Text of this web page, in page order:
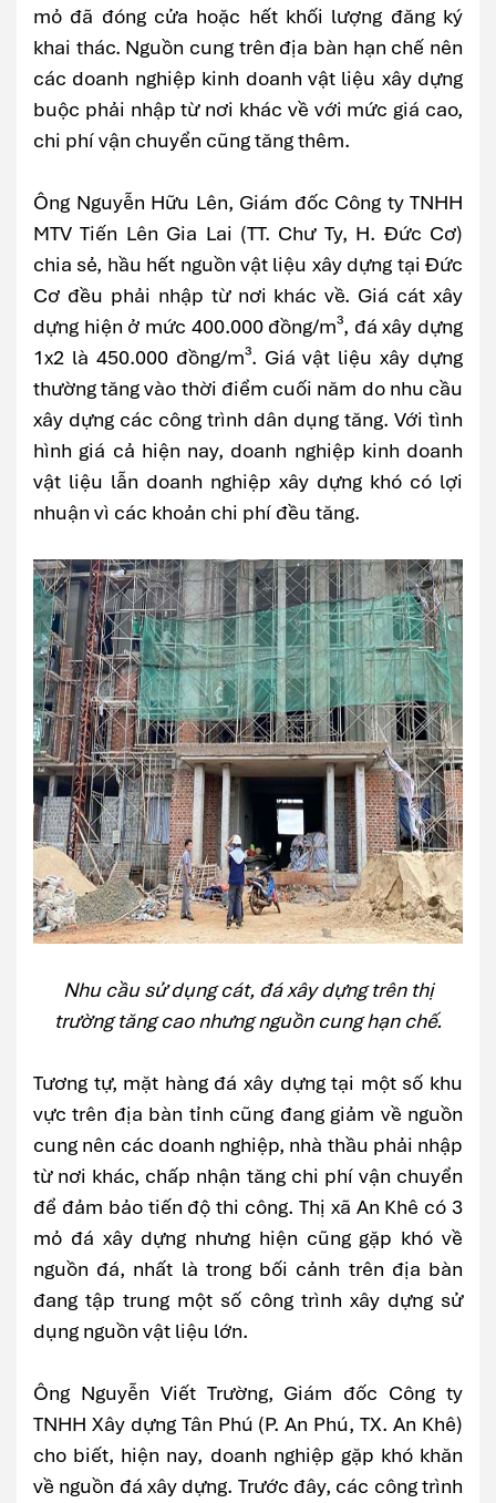
mỏ đã đóng cửa hoặc hết khối lượng đăng ký
khai thác. Nguồn cung trên địa bàn hạn chế nên
các doanh nghiệp kinh doanh vật liệu xây dựng
buộc phải nhập từ nơi khác về với mức giá cao,
chi phí vận chuyển cũng tăng thêm.
Ông Nguyễn Hữu Lên, Giám đốc Công ty TNHH
MTV Tiến Lên Gia Lai (TT. Chư Ty, H. Đức Cơ)
chia sẻ, hầu hết nguồn vật liệu xây dựng tại Đức
Cơ đều phải nhập từ nơi khác về. Giá cát xây
dựng hiện ở mức 400.000 đồng/m³, đá xây dựng
1x2 là 450.000 đồng/m³. Giá vật liệu xây dựng
thường tăng vào thời điểm cuối năm do nhu cầu
xây dựng các công trình dân dụng tăng. Với tình
hình giá cả hiện nay, doanh nghiệp kinh doanh
vật liệu lẫn doanh nghiệp xây dựng khó có lợi
nhuận vì các khoản chi phí đều tăng.
Nhu cầu sử dụng cát, đá xây dựng trên thị
trường tăng cao nhưng nguồn cung hạn chế.
Tương tự, mặt hàng đá xây dựng tại một số khu
vực trên địa bàn tỉnh cũng đang giảm về nguồn
cung nên các doanh nghiệp, nhà thầu phải nhập
từ nơi khác, chấp nhận tăng chi phí vận chuyển
để đảm bảo tiến độ thi công. Thị xã An Khê có 3
mỏ đá xây dựng nhưng hiện cũng gặp khó về
nguồn đá, nhất là trong bối cảnh trên địa bàn
đang tập trung một số công trình xây dựng sử
dụng nguồn vật liệu lớn.
Ông Nguyễn Viết Trường, Giám đốc Công ty
TNHH Xây dựng Tân Phú (P. An Phú, TX. An Khê)
cho biết, hiện nay, doanh nghiệp gặp khó khăn
về nguồn đá xây dựng. Trước đây, các công trình